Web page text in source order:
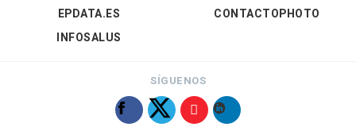
EPDATA.ES
INFOSALUS
CONTACTOPHOTO
SÍGUENOS